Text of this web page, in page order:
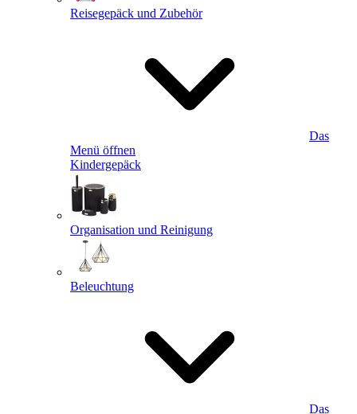
Reisegepäck und Zubehör
Das
Menü öffnen
Kindergepäck
Organisation und Reinigung
Beleuchtung
Das